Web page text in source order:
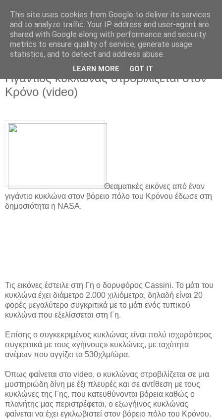
Γιγάντιος κυκλώνας στροβιλίζεται στον
Κρόνο (video)
Θεαματικές εικόνες από έναν
γιγάντιο κυκλώνα στον βόρειο πόλο του Κρόνου έδωσε στη
δημοσιότητα η NASA.
Τις εικόνες έστειλε στη Γη ο δορυφόρος Cassini. Το μάτι του
κυκλώνα έχει διάμετρο 2.000 χιλιόμετρα, δηλαδή είναι 20
φορές μεγαλύτερο συγκριτικά με το μάτι ενός τυπικού
κυκλώνα που εξελίσσεται στη Γη.
Επίσης ο συγκεκριμένος κυκλώνας είναι πολύ ισχυρότερος
συγκριτικά με τους «γήινους» κυκλώνες, με ταχύτητα
ανέμων που αγγίζει τα 530χλμ/ώρα.
Όπως φαίνεται στο video, ο κυκλώνας στροβιλίζεται σε μια
μυστηριώδη δίνη με έξι πλευρές και σε αντίθεση με τους
κυκλώνες της Γης, που κατευθύνονται βόρεια καθώς ο
πλανήτης μας περιστρέφεται, ο εξωγήινος κυκλώνας
φαίνεται να έχει εγκλωβιστεί στον βόρειο πόλο του Κρόνου.
This site uses cookies from Google to deliver its services
and to analyze traffic. Your IP address and user-agent are
shared with Google along with performance and security
metrics to ensure quality of service, generate usage
statistics, and to detect and address abuse.
LEARN MORE GOT IT